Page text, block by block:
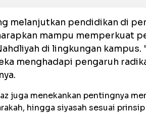
melanjutkan pendidikan di
mampu memperkuat
di lingkungan kampus.
menghadapi pengaruh
juga menekankan pentingnya
hingga siyasah sesuai